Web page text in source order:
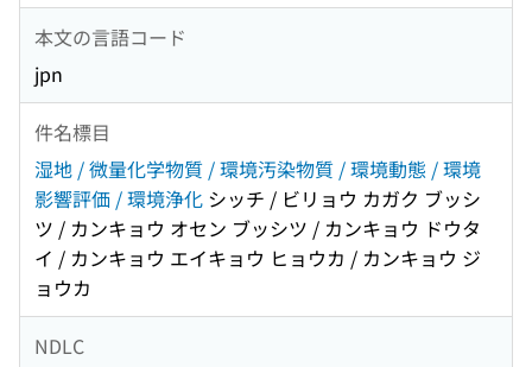
本文の言語コード
jpn
件名標目
湿地 / 微量化学物質 / 環境汚染物質 / 環境動態 / 環境
影響評価 / 環境浄化 シッチ / ビリョウ カガク ブッシ
ツ / カンキョウ オセン ブッシツ / カンキョウ ドウタ
イ / カンキョウ エイキョウ ヒョウカ / カンキョウ ジ
ョウカ
NDLC